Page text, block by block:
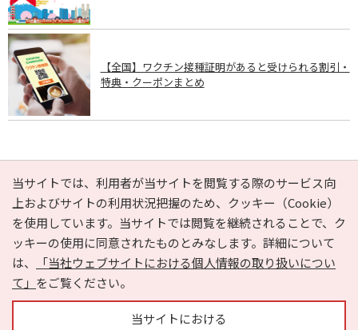
【全国】ワクチン接種証明があると受けられる割引・
特典・クーポンまとめ
PAGE TOP
当サイトでは、利用者が当サイトを閲覧する際のサービス向
上およびサイトの利用状況把握のため、クッキー（Cookie）
を使用しています。当サイトでは閲覧を継続されることで、ク
ッキーの使用に同意されたものとみなします。詳細について
は、
「当社ウェブサイトにおける個人情報の取り扱いについ
て」 をご覧ください。
当サイトにおける
e-NAVITA（イーナビタ）とは？ お気に入り
ヘルプ
利用規約
個人情報の取り扱いについて
運営会社
サイトマップ
広告掲載に関するお問い合わせ